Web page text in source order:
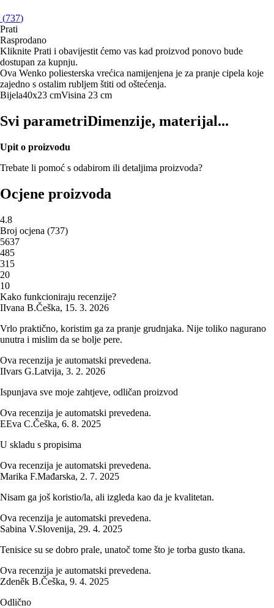
(737)
Prati
Rasprodano
Kliknite Prati i obavijestit ćemo vas kad proizvod ponovo bude
dostupan za kupnju.
Ova Wenko poliesterska vrećica namijenjena je za pranje cipela koje
zajedno s ostalim rubljem štiti od oštećenja.
Bijela40x23 cmVisina 23 cm
Svi parametriDimenzije, materijal...
Upit o proizvodu
Trebate li pomoć s odabirom ili detaljima proizvoda?
Ocjene proizvoda
4.8
Broj ocjena (737)
5637
485
315
20
10
Kako funkcioniraju recenzije?
IIvana B.Češka, 15. 3. 2026
Vrlo praktično, koristim ga za pranje grudnjaka. Nije toliko nagurano
unutra i mislim da se bolje pere.
Ova recenzija je automatski prevedena.
IIvars G.Latvija, 3. 2. 2026
Ispunjava sve moje zahtjeve, odličan proizvod
Ova recenzija je automatski prevedena.
EEva C.Češka, 6. 8. 2025
U skladu s propisima
Ova recenzija je automatski prevedena.
Marika F.Mađarska, 2. 7. 2025
Nisam ga još koristio/la, ali izgleda kao da je kvalitetan.
Ova recenzija je automatski prevedena.
Sabina V.Slovenija, 29. 4. 2025
Tenisice su se dobro prale, unatoč tome što je torba gusto tkana.
Ova recenzija je automatski prevedena.
Zdeněk B.Češka, 9. 4. 2025
Odlično